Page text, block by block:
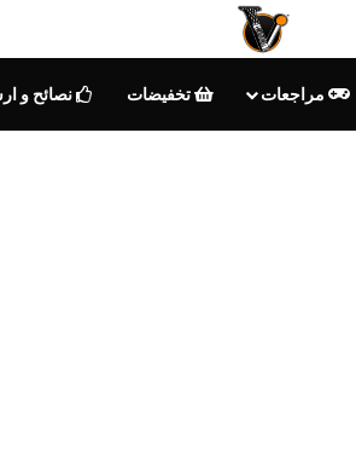
مراجعات تخفيضات نصائح و